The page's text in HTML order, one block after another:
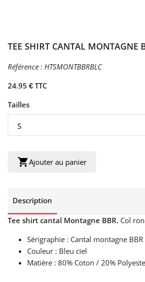
TEE SHIRT CANTAL MONTAGNE
Référence : HTSMONTBBRBLC
24.95 € TTC
Tailles
shopping_cartAjouter au panier
Description
Tee shirt cantal Montagne BBR. Col
Sérigraphie : Cantal montagne BBR
Couleur : Bleu ciel
Matière : 80% Coton / 20%